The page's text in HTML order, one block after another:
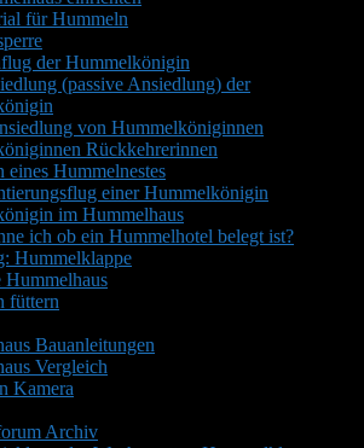
für Hummeln
der Hummelkönigin
(passive Ansiedlung) der
von Hummelköniginnen
Rückkehrerinnen
eines Hummelnestes
einer Hummelkönigin
im Hummelhaus
ich ob ein Hummelhotel belegt ist?
Hummelklappe
füttern
Bauanleitungen
Vergleich
Kamera
Archiv